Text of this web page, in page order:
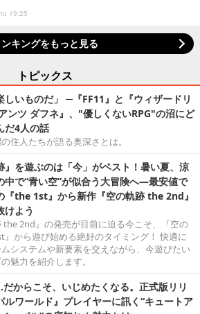
19:25
キングをもっと見る
トピックス
しいものだ」 ─『FF11』と『ウィザードリ
ンツ ダフネ』、"優しくないRPG"の沼にど
だ4人の話
住人たちが語る奥深さとは。
』を遊ぶのは「今」がベスト！暑い夏、涼
中で“青い空”が似合う大冒険へ―最安値で
『the 1st』から新作『空の軌跡 the 2nd』
けよう
the 2nd』の発売が目前に迫る今こそ、『空の
』から遊び始める絶好のタイミング！ 快適に
システムや新要素を交えながら、今遊びたい
魅力を紹介します。
からこそ、いじめたくなる。正式版リリ
ルワールド』プレイヤーに訊く“キュートア